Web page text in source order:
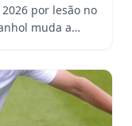
por lesão no
muda a